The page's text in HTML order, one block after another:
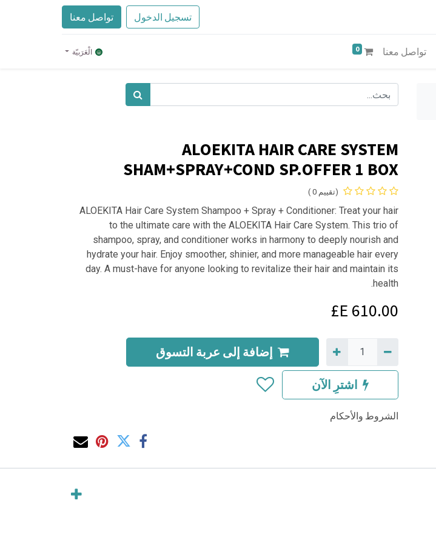
تسجيل الدخول تواصل معنا
تواصل معنا 0 الْعَرَبيّة
ALOEKITA HAIR CARE SYSTEM
SHAM+SPRAY+COND SP.OFFER 1 BOX
(تقييم 0 )
ALOEKITA Hair Care System Shampoo + Spray + Conditioner: Treat your hair
to the ultimate care with the ALOEKITA Hair Care System. This trio of
shampoo, spray, and conditioner works in harmony to deeply nourish and
hydrate your hair. Enjoy smoother, shinier, and more manageable hair every
day. A must-have for anyone looking to revitalize their hair and maintain its
health.
610.00
إضافة إلى عربة التسوق
اشترِ الآن
الشروط والأحكام